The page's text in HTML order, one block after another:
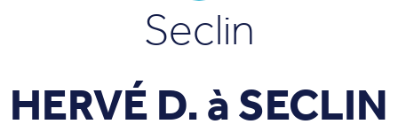
Seclin
HERVÉ D. à SECLIN